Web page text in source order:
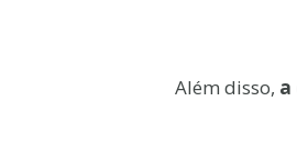
Além disso, a